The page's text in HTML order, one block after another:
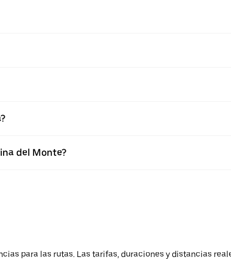
del Monte?
para las rutas. Las tarifas, duraciones y distancias